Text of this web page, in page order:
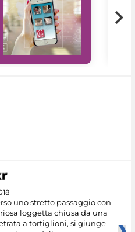
uno stretto passaggio con
loggetta chiusa da una
a tortiglioni, si giunge